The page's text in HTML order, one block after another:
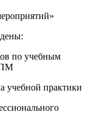
по учебным
ПМ
учебной практики